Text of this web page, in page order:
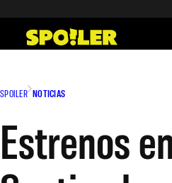
contenido
SPOILER NOTICIAS
Estrenos